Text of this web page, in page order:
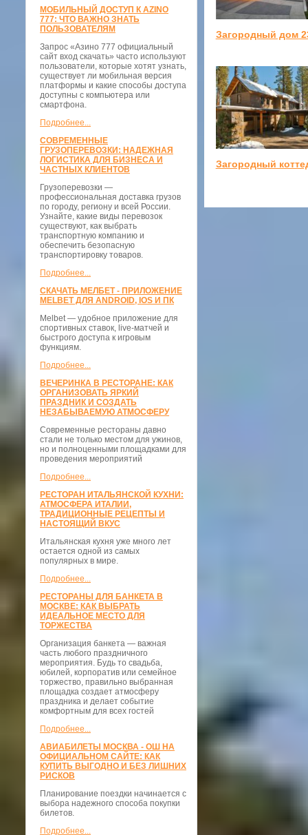
МОБИЛЬНЫЙ ДОСТУП К AZINO
777: ЧТО ВАЖНО ЗНАТЬ
ПОЛЬЗОВАТЕЛЯМ
Запрос «Азино 777 официальный
сайт вход скачать» часто используют
пользователи, которые хотят узнать,
существует ли мобильная версия
платформы и какие способы доступа
доступны с компьютера или
смартфона.
Подробнее...
СОВРЕМЕННЫЕ
ГРУЗОПЕРЕВОЗКИ: НАДЕЖНАЯ
ЛОГИСТИКА ДЛЯ БИЗНЕСА И
ЧАСТНЫХ КЛИЕНТОВ
Грузоперевозки —
профессиональная доставка грузов
по городу, региону и всей России.
Узнайте, какие виды перевозок
существуют, как выбрать
транспортную компанию и
обеспечить безопасную
транспортировку товаров.
Подробнее...
СКАЧАТЬ МЕЛБЕТ - ПРИЛОЖЕНИЕ
MELBET ДЛЯ ANDROID, IOS И ПК
Melbet — удобное приложение для
спортивных ставок, live-матчей и
быстрого доступа к игровым
функциям.
Подробнее...
ВЕЧЕРИНКА В РЕСТОРАНЕ: КАК
ОРГАНИЗОВАТЬ ЯРКИЙ
ПРАЗДНИК И СОЗДАТЬ
НЕЗАБЫВАЕМУЮ АТМОСФЕРУ
Современные рестораны давно
стали не только местом для ужинов,
но и полноценными площадками для
проведения мероприятий
Подробнее...
РЕСТОРАН ИТАЛЬЯНСКОЙ КУХНИ:
АТМОСФЕРА ИТАЛИИ,
ТРАДИЦИОННЫЕ РЕЦЕПТЫ И
НАСТОЯЩИЙ ВКУС
Итальянская кухня уже много лет
остается одной из самых
популярных в мире.
Подробнее...
РЕСТОРАНЫ ДЛЯ БАНКЕТА В
МОСКВЕ: КАК ВЫБРАТЬ
ИДЕАЛЬНОЕ МЕСТО ДЛЯ
ТОРЖЕСТВА
Организация банкета — важная
часть любого праздничного
мероприятия. Будь то свадьба,
юбилей, корпоратив или семейное
торжество, правильно выбранная
площадка создает атмосферу
праздника и делает событие
комфортным для всех гостей
Подробнее...
АВИАБИЛЕТЫ МОСКВА - ОШ НА
ОФИЦИАЛЬНОМ САЙТЕ: КАК
КУПИТЬ ВЫГОДНО И БЕЗ ЛИШНИХ
РИСКОВ
Планирование поездки начинается с
выбора надежного способа покупки
билетов.
Подробнее...
Загородный дом
Загородный